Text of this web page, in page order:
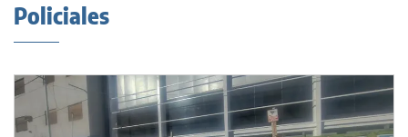
Policiales